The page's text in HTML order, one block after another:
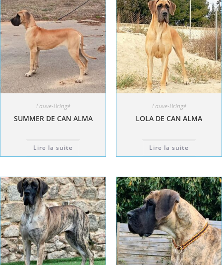
Fauve-Bringé
SUMMER DE CAN ALMA
Lire la suite
Fauve-Bringé
LOLA DE CAN ALMA
Lire la suite